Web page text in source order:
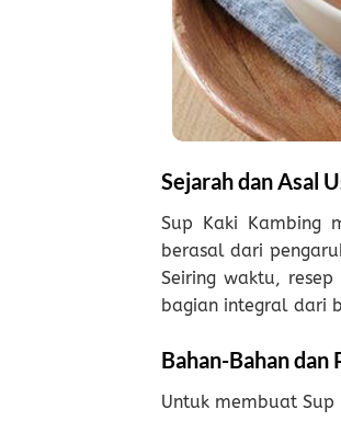
Sejarah dan Asal
Sup Kaki Kambing
berasal dari
Seiring waktu,
bagian integral dari
Bahan-Bahan dan
Untuk membuat